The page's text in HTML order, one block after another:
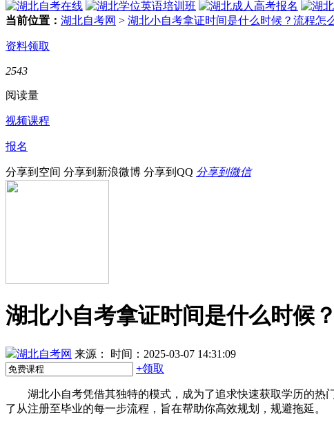
当前位置： 湖北自考网 > 湖北小自考拿证时间是什么时候？流程怎
资料领取
2543
阅读量
视频课程
报名
分享到空间 分享到新浪微博 分享到QQ 分享到微信
湖北小自考拿证时间是什么时候
湖北自考网 来源：
时间：2025-03-07 14:31:09
+领取
湖北小自考凭借其独特的模式，成为了追求快速获取学历的热
了从注册至毕业的每一步流程，旨在帮助你高效规划，规避拖延。